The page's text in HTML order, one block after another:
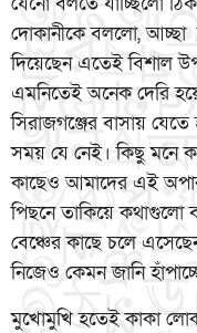
দোকানীকে বললো, আচ্ছা
দিয়েছেন এতেই বিশাল
এমনিতেই অনেক দেরি
সিরাজগঞ্জের বাসায়
সময় যে নেই। কিছু মনে
কাছেও আমাদের এই
পিছনে তাকিয়ে কথাগুলো
বেঞ্চের কাছে চলে
নিজেও কেমন জানি
মুখোমুখি হতেই কাকা